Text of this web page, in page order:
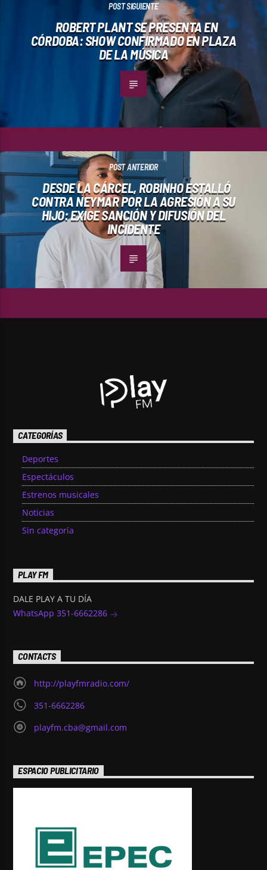
POST SIGUIENTE
ROBERT PLANT SE PRESENTA EN
CÓRDOBA: SHOW CONFIRMADO EN PLAZA
DE LA MÚSICA
POST ANTERIOR
DESDE LA CÁRCEL, ROBINHO ESTALLÓ
CONTRA NEYMAR POR LA AGRESIÓN A SU
HIJO: EXIGE SANCIÓN Y DIFUSIÓN DEL
INCIDENTE
CATEGORÍAS
Deportes
Espectáculos
Estrenos musicales
Noticias
Sin categoría
PLAY FM
DALE PLAY A TU DÍA
WhatsApp 351-6662286
CONTACTS
http://playfmradio.com/
351-6662286
playfm.cba@gmail.com
ESPACIO PUBLICITARIO